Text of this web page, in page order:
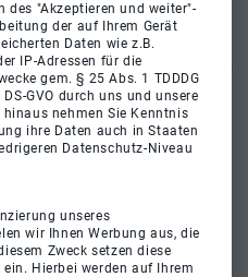
des "Akzeptieren und weiter"-
der auf Ihrem Gerät
Daten wie z.B.
IP-Adressen für die
gem. § 25 Abs. 1 TDDDG
GVO durch uns und unsere
hinaus nehmen Sie Kenntnis
ihre Daten auch in Staaten
Datenschutz-Niveau
unseres
wir Ihnen Werbung aus, die
Zweck setzen diese
Hierbei werden auf Ihrem